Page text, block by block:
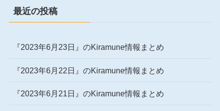
最近の投稿
『2023年6月23日』のKiramune情報まとめ
『2023年6月22日』のKiramune情報まとめ
『2023年6月21日』のKiramune情報まとめ